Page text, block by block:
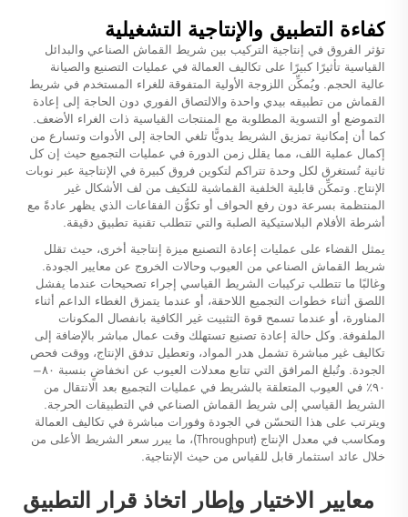
كفاءة التطبيق والإنتاجية التشغيلية
تؤثر الفروق في إنتاجية التركيب بين شريط القماش الصناعي والبدائل
القياسية تأثيرًا كبيرًا على تكاليف العمالة في عمليات التصنيع والصيانة
عالية الحجم. ويُمكِّن اللزوجة الأولية المتفوقة للغراء المستخدم في شريط
القماش من تطبيقه بيدي واحدة والالتصاق الفوري دون الحاجة إلى إعادة
التموضع أو التسوية المطلوبة مع المنتجات القياسية ذات الغراء الأضعف.
كما أن إمكانية تمزيق الشريط يدويًّا تلغي الحاجة إلى الأدوات وتسارع من
إكمال عملية اللف، مما يقلل زمن الدورة في عمليات التجميع حيث إن كل
ثانية تُستغرق لكل وحدة تتراكم لتكوين فروق كبيرة في الإنتاجية عبر نوبات
الإنتاج. وتمكِّن قابلية الخلفية القماشية للتكيف من لف الأشكال غير
المنتظمة بسرعة دون رفع الحواف أو تكوُّن الفقاعات الذي يظهر عادةً مع
أشرطة الأفلام البلاستيكية الصلبة والتي تتطلب تقنية تطبيق دقيقة.
يمثل القضاء على عمليات إعادة التصنيع ميزة إنتاجية أخرى، حيث تقلل
شريط القماش الصناعي من العيوب وحالات الخروج عن معايير الجودة.
وغالبًا ما تتطلب تركيبات الشريط القياسي إجراء تصحيحات عندما يفشل
اللصق أثناء خطوات التجميع اللاحقة، أو عندما يتمزق الغطاء الداعم أثناء
المناورة، أو عندما تسمح قوة التثبيت غير الكافية بانفصال المكونات
الملفوفة. وكل حالة إعادة تصنيع تستهلك وقت عمال مباشر بالإضافة إلى
تكاليف غير مباشرة تشمل هدر المواد، وتعطيل تدفق الإنتاج، ووقت فحص
الجودة. وتُبلغ المرافق التي تتابع معدلات العيوب عن انخفاضٍ بنسبة ٨٠–
٩٠٪ في العيوب المتعلقة بالشريط في عمليات التجميع بعد الانتقال من
الشريط القياسي إلى شريط القماش الصناعي في التطبيقات الحرجة.
ويترتب على هذا التحسّن في الجودة وفورات مباشرة في تكاليف العمالة
ومكاسب في معدل الإنتاج (Throughput)، ما يبرر سعر الشريط الأعلى من
خلال عائد استثمار قابل للقياس من حيث الإنتاجية.
معايير الاختيار وإطار اتخاذ قرار التطبيق